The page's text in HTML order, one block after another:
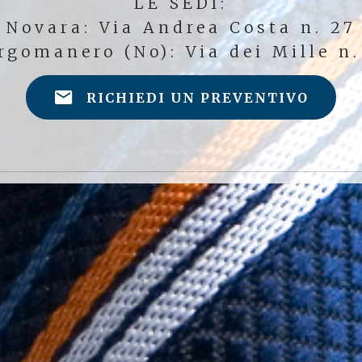
Novara: Via Andrea Costa n. 27
(No): Via dei Mille n.
RICHIEDI UN PREVENTIVO